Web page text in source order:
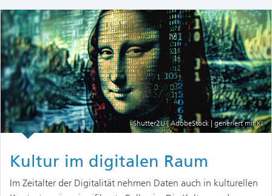
Shutter2U | AdobeStock | generiert mit KI
Kultur im digitalen Raum
Im Zeitalter der Digitalität nehmen Daten auch in kulturellen